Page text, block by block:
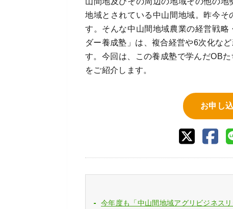
地域とされている中山間地域。昨今そ
す。そんな中山間地域農業の経営戦
ダー養成塾」は、複合経営や6次化な
す。今回は、この養成塾で学んだOB
をご紹介します。
お申し
今年度も「中山間地域アグリビジネス